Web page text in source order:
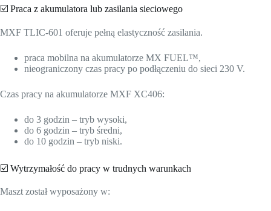
☑️ Praca z akumulatora lub zasilania sieciowego
MXF TLIC-601 oferuje pełną elastyczność zasilania.
praca mobilna na akumulatorze MX FUEL™,
nieograniczony czas pracy po podłączeniu do sieci 230 V.
Czas pracy na akumulatorze MXF XC406:
do 3 godzin – tryb wysoki,
do 6 godzin – tryb średni,
do 10 godzin – tryb niski.
☑️ Wytrzymałość do pracy w trudnych warunkach
Maszt został wyposażony w: